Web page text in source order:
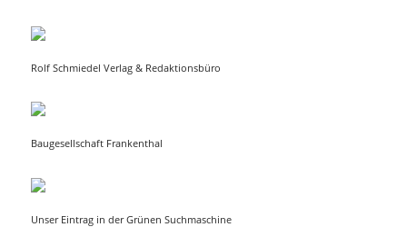
Rolf Schmiedel Verlag & Redaktionsbüro
Baugesellschaft Frankenthal
Unser Eintrag in der Grünen Suchmaschine